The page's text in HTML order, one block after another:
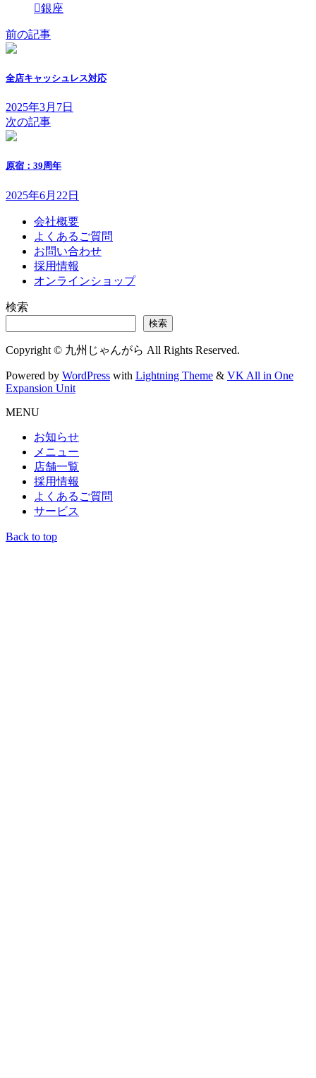
銀座
前の記事
全店キャッシュレス対応
2025年3月7日
次の記事
原宿：39周年
2025年6月22日
会社概要
よくあるご質問
お問い合わせ
採用情報
オンラインショップ
検索
検索
Copyright © 九州じゃんがら All Rights Reserved.
Powered by WordPress with Lightning Theme & VK All in One
Expansion Unit
MENU
お知らせ
メニュー
店舗一覧
採用情報
よくあるご質問
サービス
Back to top